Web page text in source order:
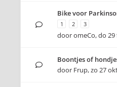
Bike voor
1 2 3
dooromeCo,do 29
Boontjes of
door Frup,zo 27